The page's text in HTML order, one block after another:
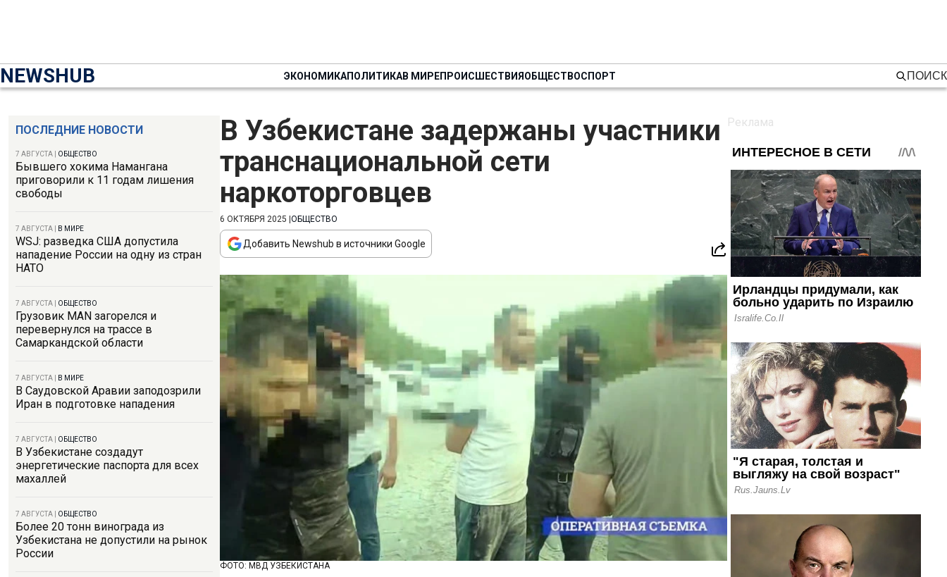
NEWSHUB ЭКОНОМИКАПОЛИТИКАВ МИРЕПРОИСШЕСТВИЯОБЩЕСТВОСПОРТ ПОИСК
ПОСЛЕДНИЕ НОВОСТИ
7 АВГУСТА ОБЩЕСТВО
Бывшего хокима Намангана
приговорили к 11 годам лишения
свободы
7 АВГУСТА В МИРЕ
WSJ: разведка США допустила
нападение России на одну из стран
НАТО
7 АВГУСТА ОБЩЕСТВО
Грузовик MAN загорелся и
перевернулся на трассе в
Самаркандской области
7 АВГУСТА В МИРЕ
В Саудовской Аравии заподозрили
Иран в подготовке нападения
7 АВГУСТА ОБЩЕСТВО
В Узбекистане создадут
энергетические паспорта для всех
махаллей
7 АВГУСТА ОБЩЕСТВО
Более 20 тонн винограда из
Узбекистана не допустили на рынок
России
В Узбекистане задержаны участники
транснациональной сети
наркоторговцев
6 ОКТЯБРЯ 2025 ОБЩЕСТВО
Добавить Newshub в источники Google
ФОТО: МВД УЗБЕКИСТАНА